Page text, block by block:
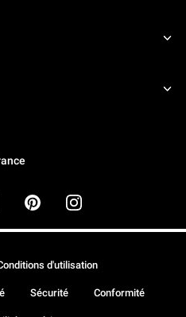
d'utilisation
Sécurité Conformité